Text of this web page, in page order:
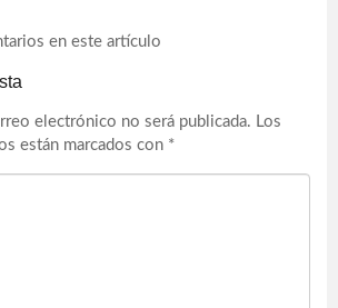
en este artículo
electrónico no será publicada. Los
están marcados con *